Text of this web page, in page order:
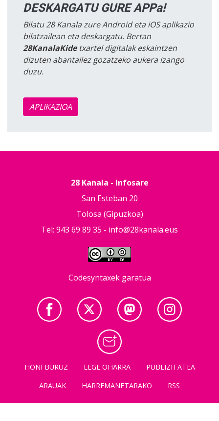
DESKARGATU GURE APPa!
Bilatu 28 Kanala zure Android eta iOS aplikazio
bilatzailean eta deskargatu. Bertan
28KanalaKidetxartel digitalak eskaintzen
dizuten abantailez gozatzeko aukera izango
duzu.
APLIKAZIOA
28 Kanala - Infosare
San Esteban 20
Tolosa (Gipuzkoa)
Tel: 943 69 89 35 - info@28kanala.eus
Codesyntaxek garatua
HONI BURUZ LEGE OHARRA
PUBLIZITATEA
ARAUAK
HARREMANETARAKO RSS